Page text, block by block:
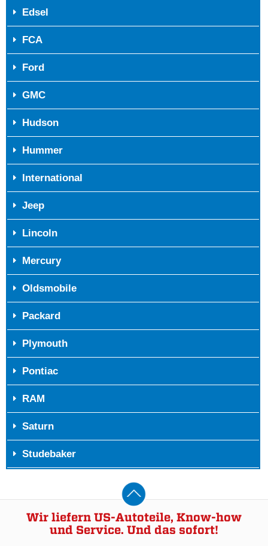
Edsel
FCA
Ford
GMC
Hudson
Hummer
International
Jeep
Lincoln
Mercury
Oldsmobile
Packard
Plymouth
Pontiac
RAM
Saturn
Studebaker
Wir liefern US-Autoteile, Know-how
und Service. Und das sofort!